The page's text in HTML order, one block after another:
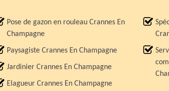
Pose de gazon en rouleau Crannes En
Champagne
Paysagiste Crannes En Champagne
Jardinier Crannes En Champagne
Elagueur Crannes En Champagne